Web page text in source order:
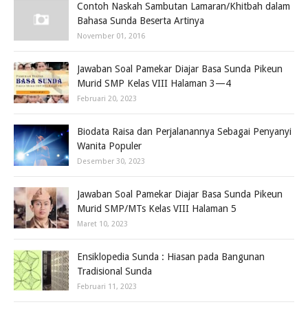
Contoh Naskah Sambutan Lamaran/Khitbah dalam
Bahasa Sunda Beserta Artinya
November 01, 2016
Jawaban Soal Pamekar Diajar Basa Sunda Pikeun
Murid SMP Kelas VIII Halaman 3—4
Februari 20, 2023
Biodata Raisa dan Perjalanannya Sebagai Penyanyi
Wanita Populer
Desember 30, 2023
Jawaban Soal Pamekar Diajar Basa Sunda Pikeun
Murid SMP/MTs Kelas VIII Halaman 5
Maret 10, 2023
Ensiklopedia Sunda : Hiasan pada Bangunan
Tradisional Sunda
Februari 11, 2023